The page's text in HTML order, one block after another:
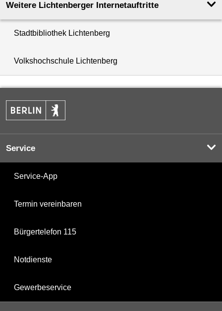
Weitere Lichtenberger Internetauftritte
Stadtbibliothek Lichtenberg
Volkshochschule Lichtenberg
Service
Service-App
Termin vereinbaren
Bürgertelefon 115
Notdienste
Gewerbeservice